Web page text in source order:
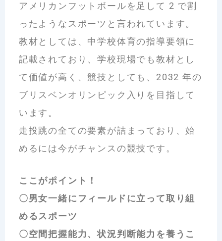
アメリカンフットボールを足して 2 で割
ったようなスポーツと言われています。
教材としては、中学校体育の指導要領に
記載されており、学校現場でも教材とし
て価値が高く、競技としても、2032 年の
ブリスベンオリンピック入りを目指して
います。
走投跳の全ての要素が詰まっており、始
めるには今がチャンスの競技です。
ここがポイント！
〇男女一緒にフィールドに立って取り組
めるスポーツ
〇空間把握能力、状況判断能力を養うこ